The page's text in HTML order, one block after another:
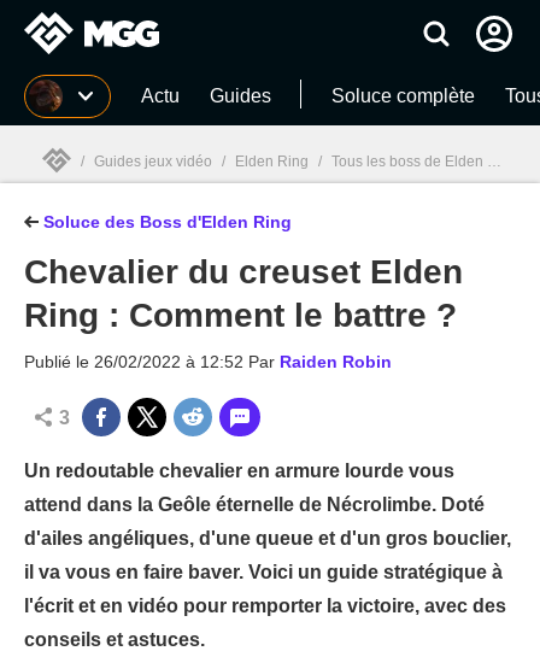
MGG Actu Guides Soluce complète
MGG
/ Guides jeux vidéo / Elden Ring / Tous les boss de Elden Ring : Position, Solution et Guides vidéo
Soluce des Boss d'Elden Ring
Chevalier du creuset Elden
Ring : Comment le battre ?
Publié le 26/02/2022 à 12:52 Par Raiden Robin
3
Un redoutable chevalier en armure lourde vous
attend dans la Geôle éternelle de Nécrolimbe. Doté
d'ailes angéliques, d'une queue et d'un gros bouclier,
il va vous en faire baver. Voici un guide stratégique à
l'écrit et en vidéo pour remporter la victoire, avec des
conseils et astuces.